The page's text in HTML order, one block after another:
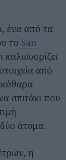
ένα από τα
το San
καλωσορίζει
από
σπιτάκι που
άτομα.
η